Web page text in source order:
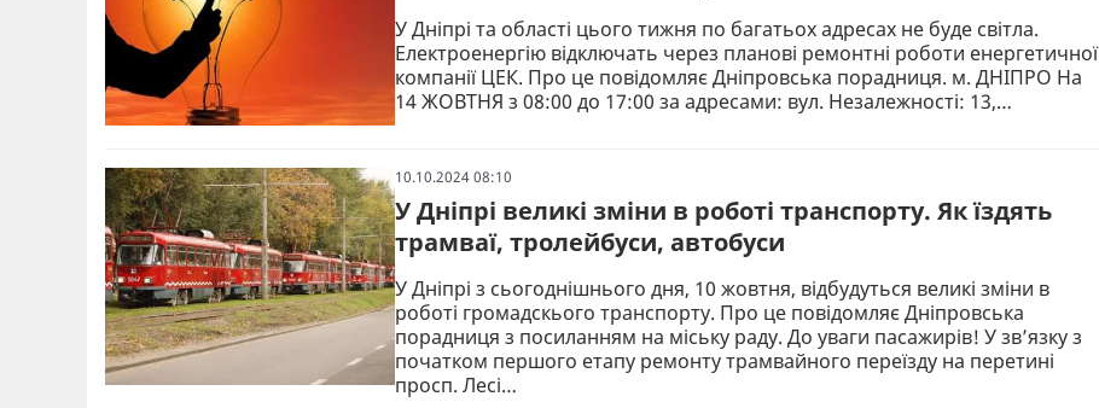
У Дніпрі та області цього тижня по багатьох адресах не буде світла.
Електроенергію відключать через планові ремонтні роботи енергетичної
компанії ЦЕК. Про це повідомляє Дніпровська порадниця. м. ДНІПРО На
14 ЖОВТНЯ з 08:00 до 17:00 за адресами: вул. Незалежності: 13,…
10.10.2024 08:10
У Дніпрі великі зміни в роботі транспорту. Як їздять
трамваї, тролейбуси, автобуси
У Дніпрі з сьогоднішнього дня, 10 жовтня, відбудуться великі зміни в
роботі громадскього транспорту. Про це повідомляє Дніпровська
порадниця з посиланням на міську раду. До уваги пасажирів! У звʼязку з
початком першого етапу ремонту трамвайного переїзду на перетині
просп. Лесі…